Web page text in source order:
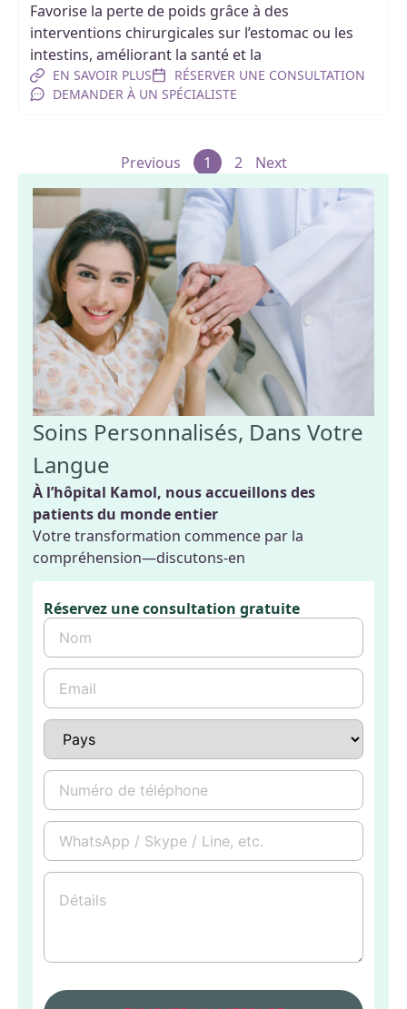
Favorise la perte de poids grâce à des
interventions chirurgicales sur l’estomac ou les
intestins, améliorant la santé et la
EN SAVOIR PLUS
RÉSERVER UNE CONSULTATION
DEMANDER À UN SPÉCIALISTE
Previous 1 2 Next
Soins Personnalisés, Dans Votre
Langue
À l’hôpital Kamol, nous accueillons des
patients du monde entier
Votre transformation commence par la
compréhension—discutons-en
Réservez une consultation gratuite